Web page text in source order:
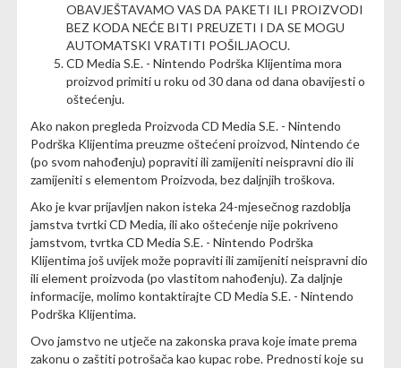
OBAVJEŠTAVAMO VAS DA PAKETI ILI PROIZVODI
BEZ KODA NEĆE BITI PREUZETI I DA SE MOGU
AUTOMATSKI VRATITI POŠILJAOCU.
CD Media S.E. - Nintendo Podrška Klijentima mora
proizvod primiti u roku od 30 dana od dana obavijesti o
oštećenju.
Ako nakon pregleda Proizvoda CD Media S.E. - Nintendo
Podrška Klijentima preuzme oštećeni proizvod, Nintendo će
(po svom nahođenju) popraviti ili zamijeniti neispravni dio ili
zamijeniti s elementom Proizvoda, bez daljnjih troškova.
Ako je kvar prijavljen nakon isteka 24-mjesečnog razdoblja
jamstva tvrtki CD Media, ili ako oštećenje nije pokriveno
jamstvom, tvrtka CD Media S.E. - Nintendo Podrška
Klijentima još uvijek može popraviti ili zamijeniti neispravni dio
ili element proizvoda (po vlastitom nahođenju). Za daljnje
informacije, molimo kontaktirajte CD Media S.E. - Nintendo
Podrška Klijentima.
Ovo jamstvo ne utječe na zakonska prava koje imate prema
zakonu o zaštiti potrošača kao kupac robe. Prednosti koje su